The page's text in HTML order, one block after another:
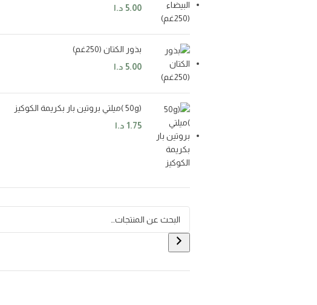
5.00 د.ا
بذور الكتان (250غم)
5.00 د.ا
(50g )ميلتي بروتين بار بكريمة الكوكيز
1.75 د.ا